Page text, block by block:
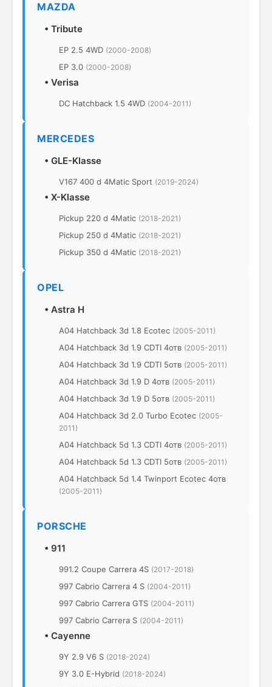
MAZDA
• Tribute
EP 2.5 4WD (2000-2008)
EP 3.0 (2000-2008)
• Verisa
DC Hatchback 1.5 4WD (2004-2011)
MERCEDES
• GLE-Klasse
V167 400 d 4Matic Sport (2019-2024)
• X-Klasse
Pickup 220 d 4Matic (2018-2021)
Pickup 250 d 4Matic (2018-2021)
Pickup 350 d 4Matic (2018-2021)
OPEL
• Astra H
A04 Hatchback 3d 1.8 Ecotec (2005-2011)
A04 Hatchback 3d 1.9 CDTI 4отв (2005-2011)
A04 Hatchback 3d 1.9 CDTI 5отв (2005-2011)
A04 Hatchback 3d 1.9 D 4отв (2005-2011)
A04 Hatchback 3d 1.9 D 5отв (2005-2011)
A04 Hatchback 3d 2.0 Turbo Ecotec (2005-
2011)
A04 Hatchback 5d 1.3 CDTI 4отв (2005-2011)
A04 Hatchback 5d 1.3 CDTI 5отв (2005-2011)
A04 Hatchback 5d 1.4 Twinport Ecotec 4отв
(2005-2011)
PORSCHE
• 911
991.2 Coupe Carrera 4S (2017-2018)
997 Cabrio Carrera 4 S (2004-2011)
997 Cabrio Carrera GTS (2004-2011)
997 Cabrio Carrera S (2004-2011)
• Cayenne
9Y 2.9 V6 S (2018-2024)
9Y 3.0 E-Hybrid (2018-2024)